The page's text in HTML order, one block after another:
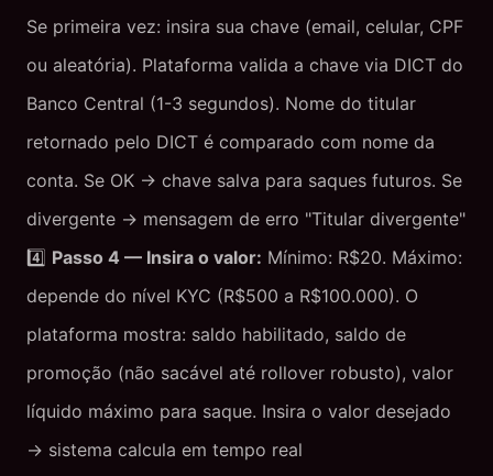
Se primeira vez: insira sua chave (email, celular, CPF
ou aleatória). Plataforma valida a chave via DICT do
Banco Central (1-3 segundos). Nome do titular
retornado pelo DICT é comparado com nome da
conta. Se OK → chave salva para saques futuros. Se
divergente → mensagem de erro "Titular divergente"
4️⃣ Passo 4 — Insira o valor: Mínimo: R$20. Máximo:
depende do nível KYC (R$500 a R$100.000). O
plataforma mostra: saldo habilitado, saldo de
promoção (não sacável até rollover robusto), valor
líquido máximo para saque. Insira o valor desejado
→ sistema calcula em tempo real